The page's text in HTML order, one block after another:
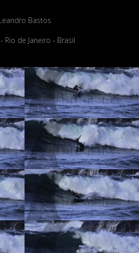
Bastos
Rio de Janeiro - Brasil